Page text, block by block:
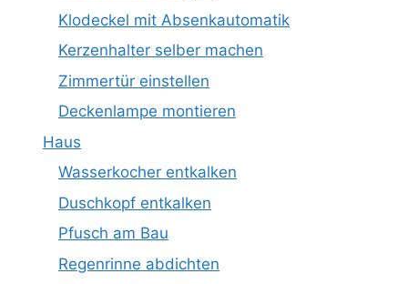
Klodeckel mit Absenkautomatik
Kerzenhalter selber machen
Zimmertür einstellen
Deckenlampe montieren
Haus
Wasserkocher entkalken
Duschkopf entkalken
Pfusch am Bau
Regenrinne abdichten